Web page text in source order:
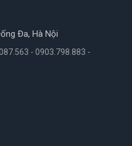
Đa, Hà Nội
- 0903.798.883 -